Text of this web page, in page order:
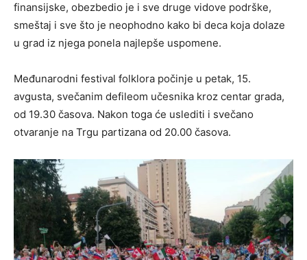
finansijske, obezbedio je i sve druge vidove podrške,
smeštaj i sve što je neophodno kako bi deca koja dolaze
u grad iz njega ponela najlepše uspomene.
Međunarodni festival folklora počinje u petak, 15.
avgusta, svečanim defileom učesnika kroz centar grada,
od 19.30 časova. Nakon toga će uslediti i svečano
otvaranje na Trgu partizana od 20.00 časova.